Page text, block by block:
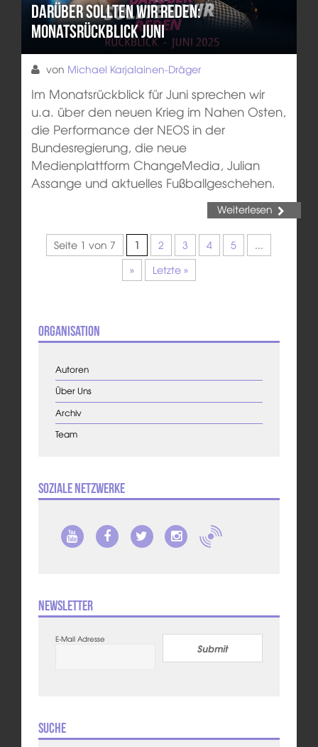
Darüber sollten wir reden:
Monatsrückblick Juni
von Michael Karjalainen-Dräger
Im Monatsrückblick für Juni sprechen wir
u.a. über den neuen Krieg im Nahen Osten,
die Performance der NEOS in der
Bundesregierung, die neue
Medienplattform ChangeMedia, Julian
Assange und aktuelles Fußballgeschehen.
Weiterlesen
Seite 1 von 7 1 2 3 4 5
...
»
Letzte »
Organisation
Autoren
Über Uns
Archiv
Team
Soziale Netzwerke
Newsletter
E-Mail Adresse
Submit
Suche